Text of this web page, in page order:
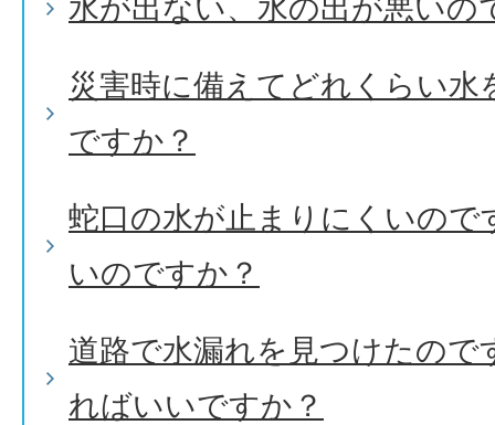
水が出ない、水の出が悪いの
災害時に備えてどれくらい
ですか？
蛇口の水が止まりにくいので
いのですか？
道路で水漏れを見つけたので
ればいいですか？